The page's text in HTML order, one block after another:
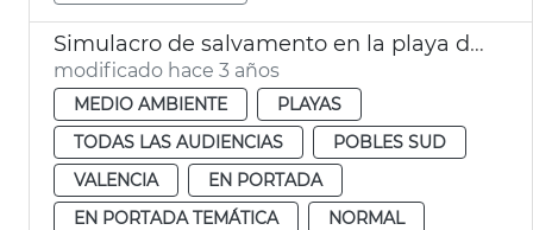
Simulacro de salvamento en la playa del Perellonet
modificado hace 3 años
MEDIO AMBIENTE
PLAYAS
TODAS LAS AUDIENCIAS
POBLES SUD
VALENCIA
EN PORTADA
EN PORTADA TEMÁTICA
NORMAL